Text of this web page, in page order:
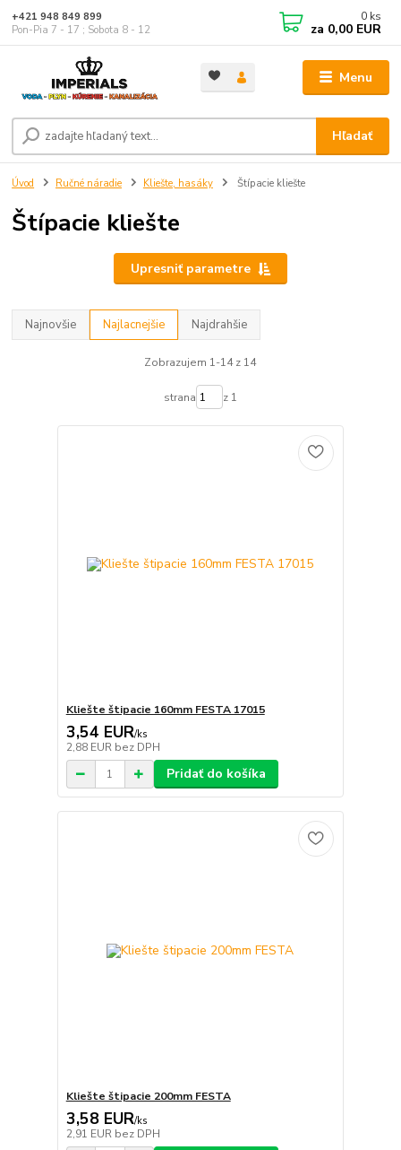
Menu
Hľadať
+421 948 849 899
Pon-Pia 7 - 17 ; Sobota 8 - 12
0 ks
za 0,00 EUR
Úvod Ručné náradie Kliešte, hasáky Štípacie kliešte
Štípacie kliešte
Upresniť parametre
Najnovšie Najlacnejšie Najdrahšie
Zobrazujem 1-14 z 14
strana z 1
Kliešte štipacie 160mm FESTA 17015
3,54 EUR/ks
2,88 EUR bez DPH
Pridať do košíka
Kliešte štipacie 200mm FESTA
3,58 EUR/ks
2,91 EUR bez DPH